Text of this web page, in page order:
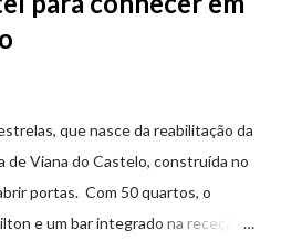
que nasce da reabilitação da
de Viana do Castelo, construída no
portas. Com 50 quartos, o
e um bar integrado na receção,